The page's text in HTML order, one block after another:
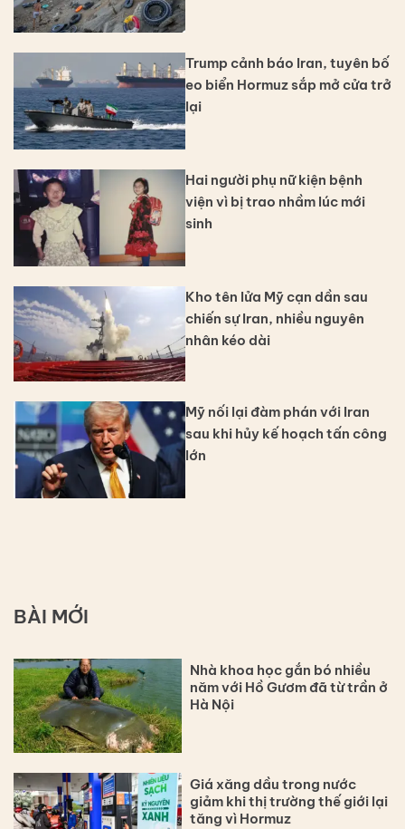
Trump cảnh báo Iran, tuyên bố
eo biển Hormuz sắp mở cửa trở
lại
Hai người phụ nữ kiện bệnh
viện vì bị trao nhầm lúc mới
sinh
Kho tên lửa Mỹ cạn dần sau
chiến sự Iran, nhiều nguyên
nhân kéo dài
Mỹ nối lại đàm phán với Iran
sau khi hủy kế hoạch tấn công
lớn
BÀI MỚI
Nhà khoa học gắn bó nhiều
năm với Hồ Gươm đã từ trần ở
Hà Nội
Giá xăng dầu trong nước
giảm khi thị trường thế giới lại
tăng vì Hormuz